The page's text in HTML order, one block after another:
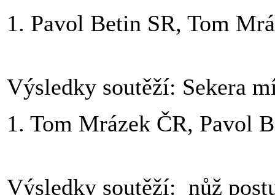
1. Pavol Betin SR, Tom
Výsledky soutěží: Sekera
1. Tom Mrázek ČR, Pavol
Výsledky soutěží: nůž